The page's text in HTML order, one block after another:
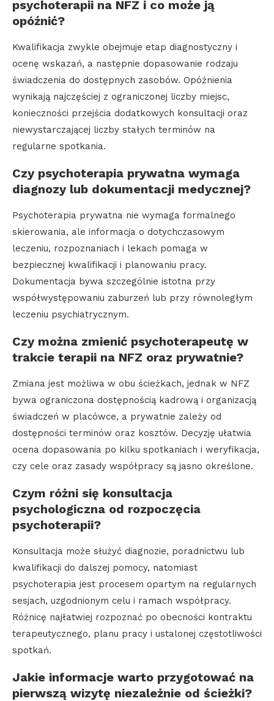
psychoterapii na NFZ i co może ją
opóźnić?
Kwalifikacja zwykle obejmuje etap diagnostyczny i
ocenę wskazań, a następnie dopasowanie rodzaju
świadczenia do dostępnych zasobów. Opóźnienia
wynikają najczęściej z ograniczonej liczby miejsc,
konieczności przejścia dodatkowych konsultacji oraz
niewystarczającej liczby stałych terminów na
regularne spotkania.
Czy psychoterapia prywatna wymaga
diagnozy lub dokumentacji medycznej?
Psychoterapia prywatna nie wymaga formalnego
skierowania, ale informacja o dotychczasowym
leczeniu, rozpoznaniach i lekach pomaga w
bezpiecznej kwalifikacji i planowaniu pracy.
Dokumentacja bywa szczególnie istotna przy
współwystępowaniu zaburzeń lub przy równoległym
leczeniu psychiatrycznym.
Czy można zmienić psychoterapeutę w
trakcie terapii na NFZ oraz prywatnie?
Zmiana jest możliwa w obu ścieżkach, jednak w NFZ
bywa ograniczona dostępnością kadrową i organizacją
świadczeń w placówce, a prywatnie zależy od
dostępności terminów oraz kosztów. Decyzję ułatwia
ocena dopasowania po kilku spotkaniach i weryfikacja,
czy cele oraz zasady współpracy są jasno określone.
Czym różni się konsultacja
psychologiczna od rozpoczęcia
psychoterapii?
Konsultacja może służyć diagnozie, poradnictwu lub
kwalifikacji do dalszej pomocy, natomiast
psychoterapia jest procesem opartym na regularnych
sesjach, uzgodnionym celu i ramach współpracy.
Różnicę najłatwiej rozpoznać po obecności kontraktu
terapeutycznego, planu pracy i ustalonej częstotliwości
spotkań.
Jakie informacje warto przygotować na
pierwszą wizytę niezależnie od ścieżki?